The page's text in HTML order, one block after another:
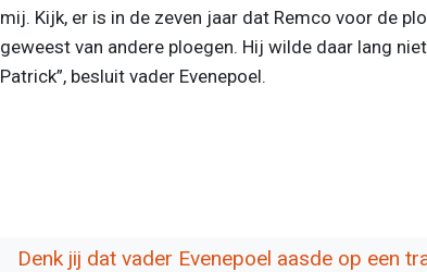
mij. Kijk, er is in de zeven jaar dat Remco voor de
geweest van andere ploegen. Hij wilde daar lang
Patrick”, besluit vader Evenepoel.
Denk jij dat vader Evenepoel aasde op een